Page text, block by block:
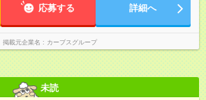
りません）応募する 詳細へ
掲載元企業名 カーブスグループ
未読